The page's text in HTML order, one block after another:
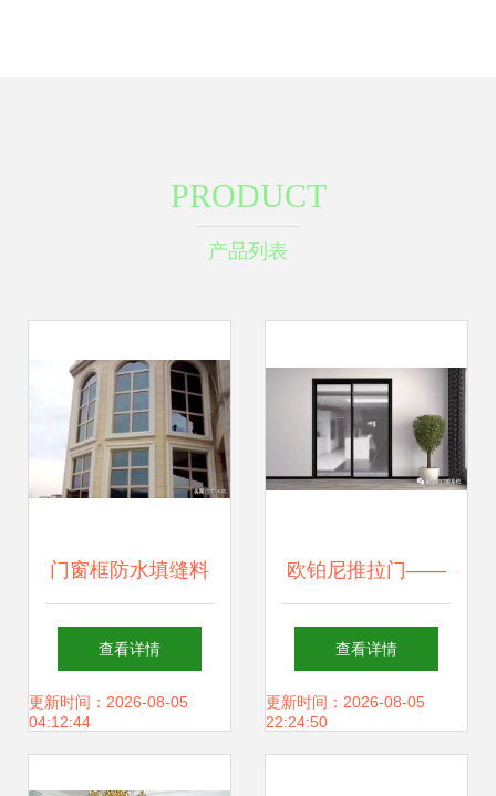
PRODUCT
产品列表
门窗框防水填缝料
的施工方法 注意收
藏
查看详情
更新时间：2026-08-05
04:12:44
欧铂尼推拉门——
乐尼门窗中感受与
想象的空间
查看详情
更新时间：2026-08-05
22:24:50